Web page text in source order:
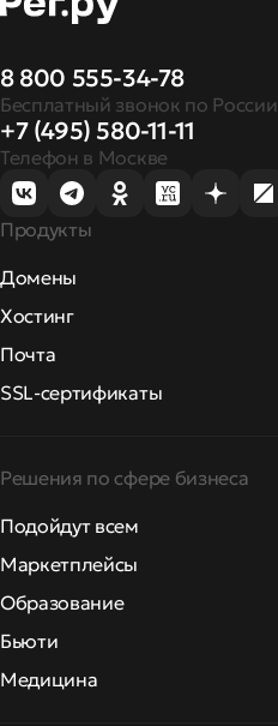
8 800 555-34-78
Бесплатный звонок по России
+7 (495) 580-11-11
Телефон в Москве
Продукты
Домены
Хостинг
Почта
SSL-сертификаты
Решения по сфере бизнеса
Подойдут всем
Маркетплейсы
Образование
Бьюти
Медицина